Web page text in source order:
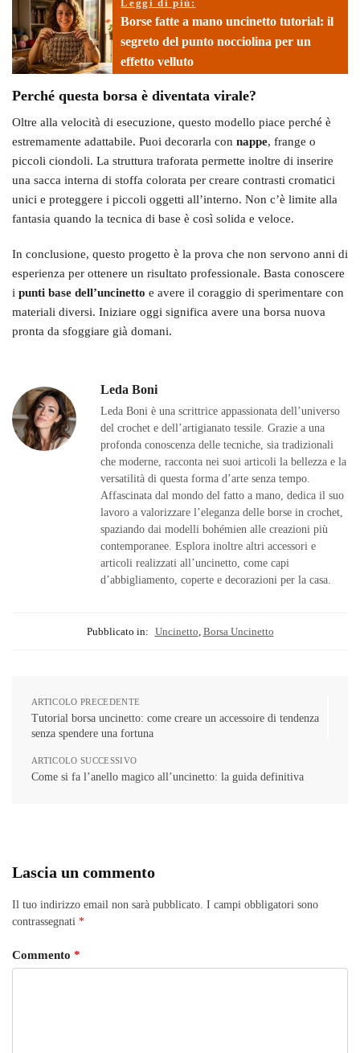
Leggi di più:
Borse fatte a mano uncinetto tutorial: il
segreto del punto nocciolina per un
effetto velluto
Perché questa borsa è diventata virale?
Oltre alla velocità di esecuzione, questo modello piace perché è
estremamente adattabile. Puoi decorarla con nappe, frange o
piccoli ciondoli. La struttura traforata permette inoltre di inserire
una sacca interna di stoffa colorata per creare contrasti cromatici
unici e proteggere i piccoli oggetti all’interno. Non c’è limite alla
fantasia quando la tecnica di base è così solida e veloce.
In conclusione, questo progetto è la prova che non servono anni di
esperienza per ottenere un risultato professionale. Basta conoscere
i punti base dell’uncinetto e avere il coraggio di sperimentare con
materiali diversi. Iniziare oggi significa avere una borsa nuova
pronta da sfoggiare già domani.
Leda Boni
Leda Boni è una scrittrice appassionata dell’universo
del crochet e dell’artigianato tessile. Grazie a una
profonda conoscenza delle tecniche, sia tradizionali
che moderne, racconta nei suoi articoli la bellezza e la
versatilità di questa forma d’arte senza tempo.
Affascinata dal mondo del fatto a mano, dedica il suo
lavoro a valorizzare l’eleganza delle borse in crochet,
spaziando dai modelli bohémien alle creazioni più
contemporanee. Esplora inoltre altri accessori e
articoli realizzati all’uncinetto, come capi
d’abbigliamento, coperte e decorazioni per la casa.
Pubblicato in: Uncinetto, Borsa Uncinetto
ARTICOLO PRECEDENTE
Tutorial borsa uncinetto: come creare un accessoire di tendenza
senza spendere una fortuna
ARTICOLO SUCCESSIVO
Come si fa l’anello magico all’uncinetto: la guida definitiva
Lascia un commento
Il tuo indirizzo email non sarà pubblicato. I campi obbligatori sono
contrassegnati *
Commento *